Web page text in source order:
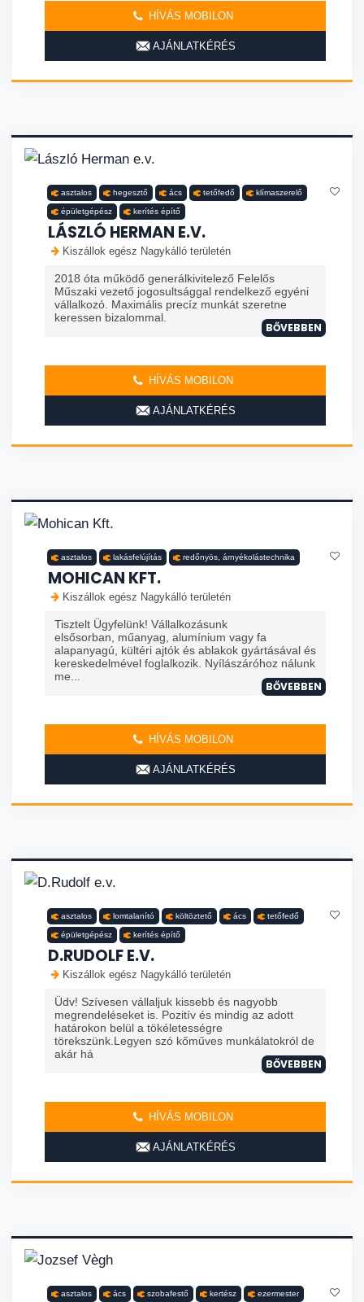
HÍVÁS MOBILON
AJÁNLATKÉRÉS
asztalos hegesztő ács tetőfedő klímaszerelő
épületgépész kerítés építő
LÁSZLÓ HERMAN E.V.
Kiszállok egész Nagykálló területén
2018 óta működő generálkivitelező Felelős
Műszaki vezető jogosultsággal rendelkező egyéni
vállalkozó. Maximális precíz munkát szeretne
keressen bizalommal.
BŐVEBBEN
HÍVÁS MOBILON
AJÁNLATKÉRÉS
asztalos lakásfelújítás redőnyös, árnyékolástechnika
MOHICAN KFT.
Kiszállok egész Nagykálló területén
Tisztelt Ügyfelünk! Vállalkozásunk
elsősorban, műanyag, alumínium vagy fa
alapanyagú, kültéri ajtók és ablakok gyártásával és
kereskedelmével foglalkozik. Nyílászáróhoz nálunk
me...
BŐVEBBEN
HÍVÁS MOBILON
AJÁNLATKÉRÉS
asztalos lomtalanító költöztető ács tetőfedő
épületgépész kerítés építő
D.RUDOLF E.V.
Kiszállok egész Nagykálló területén
Üdv! Szívesen vállaljuk kissebb és nagyobb
megrendeléseket is. Pozitív és mindig az adott
határokon belül a tökéletességre
törekszünk.Legyen szó kőműves munkálatokról de
akár há
BŐVEBBEN
HÍVÁS MOBILON
AJÁNLATKÉRÉS
asztalos ács szobafestő kertész ezermester